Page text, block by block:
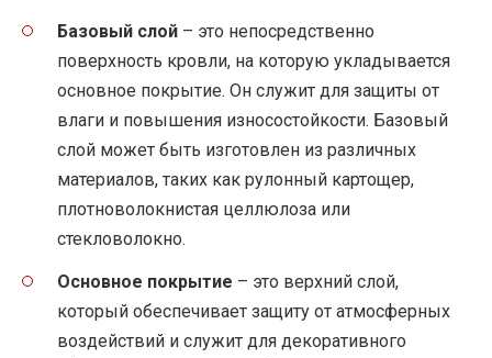
Базовый слой – это непосредственно
поверхность кровли, на которую укладывается
основное покрытие. Он служит для защиты от
влаги и повышения износостойкости. Базовый
слой может быть изготовлен из различных
материалов, таких как рулонный картощер,
плотноволокнистая целлюлоза или
стекловолокно.
Основное покрытие – это верхний слой,
который обеспечивает защиту от атмосферных
воздействий и служит для декоративного